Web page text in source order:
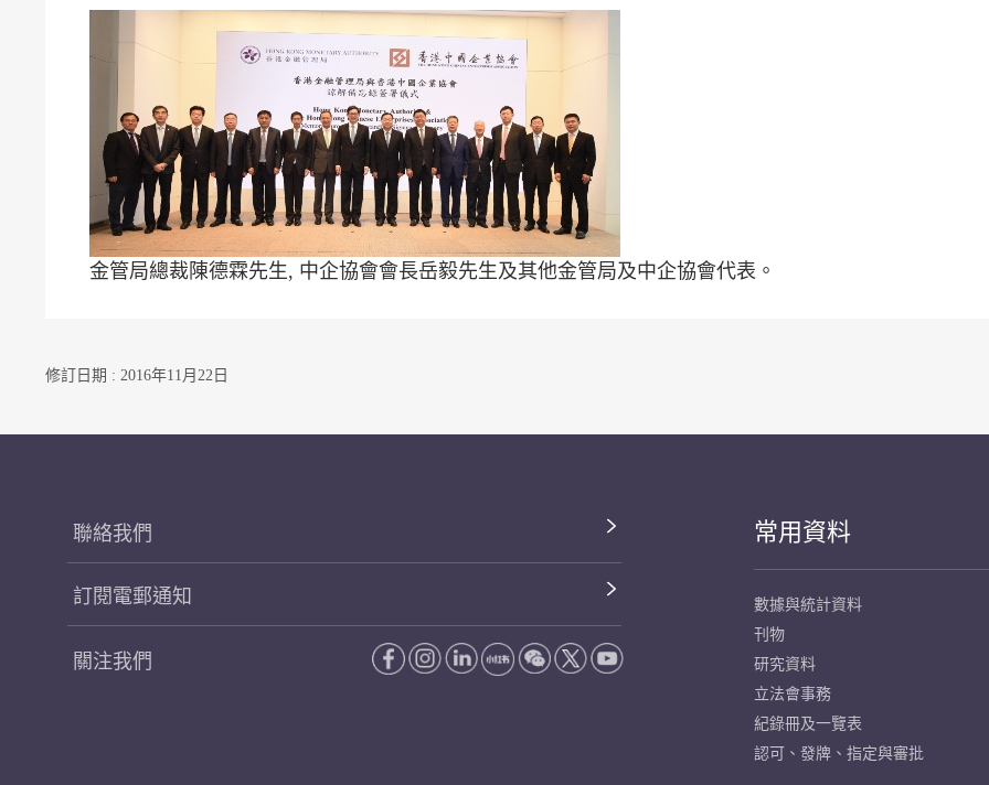
金管局總裁陳德霖先生, 中企協會會長岳毅先生及其他金管局及中企協會代表。
修訂日期 : 2016年11月22日
聯絡我們
訂閱電郵通知
關注我們
常用資料
數據與統計資料
刊物
研究資料
立法會事務
紀錄冊及一覽表
認可、發牌、指定與審批